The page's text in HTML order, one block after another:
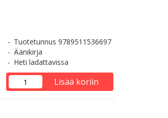
Tuotetunnus 9789511536697
Äänikirja
Heti ladattavissa
Lisää koriin